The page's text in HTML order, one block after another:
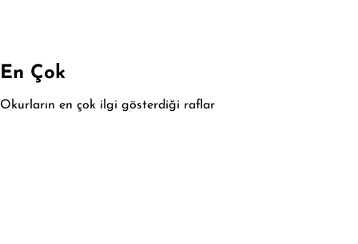
En Çok
Okurların en çok ilgi gösterdiği raflar